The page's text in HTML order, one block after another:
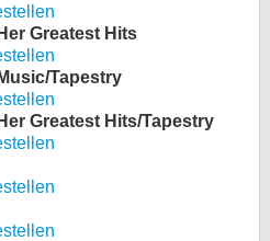
Greatest Hits
Tapestry
Greatest Hits/Tapestry